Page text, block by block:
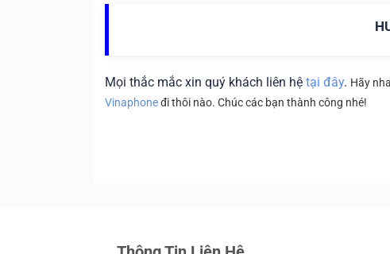
Mọi thắc mắc xin quý khách liên hệ tại đây. Hãy
Vinaphoneđi thôi nào. Chúc các bạn thành công nhé!